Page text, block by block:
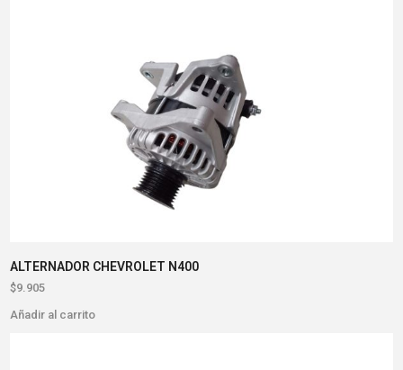
ALTERNADOR CHEVROLET N400
$9.905
Añadir al carrito